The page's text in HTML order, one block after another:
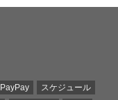
PayPay
スケジュール